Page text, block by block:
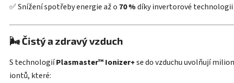
✅ Snížení spotřeby energie až o 70 %díky invertorové technologii
🌬️Čistý a zdravý vzduch
S technologiíPlasmaster™ Ionizer+se do vzduchu uvolňují
iontů, které: